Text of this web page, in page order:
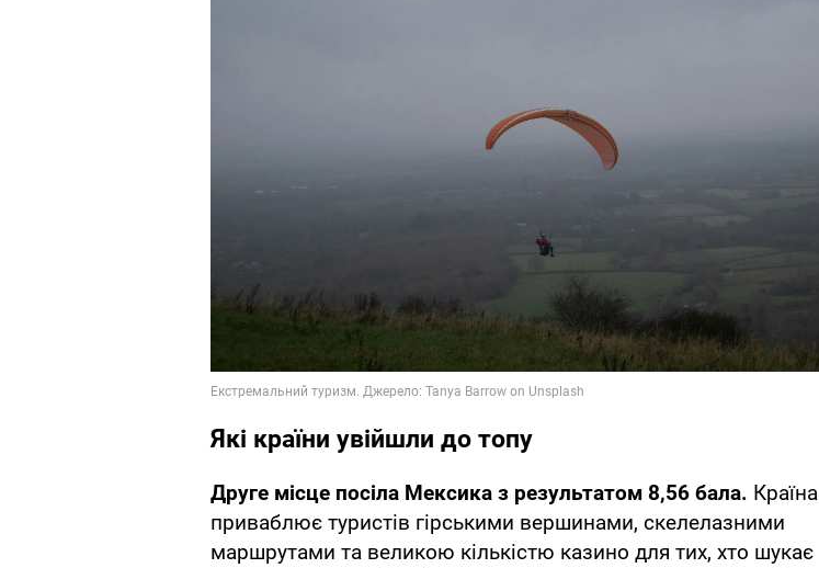
Які країни увійшли до топу
Друге місце посіла Мексика з результатом 8,56 бала. Країна
приваблює туристів гірськими вершинами, скелелазними
маршрутами та великою кількістю казино для тих, хто шукає